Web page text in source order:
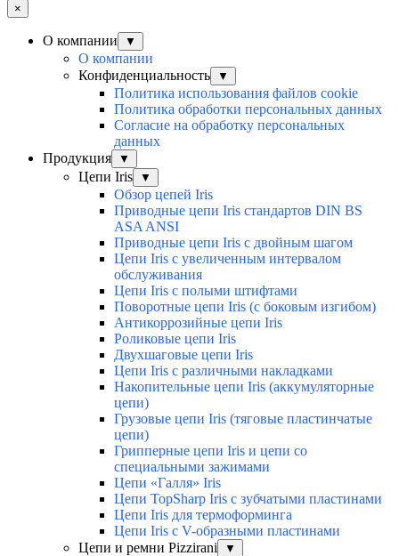
×
О компании ▼
О компании
Конфиденциальность
▼
Политика использования файлов cookie
Политика обработки персональных данных
Согласие на обработку персональных
данных
Продукция
▼
Цепи Iris ▼
Обзор цепей Iris
Приводные цепи Iris стандартов DIN BS
ASA ANSI
Приводные цепи Iris с двойным шагом
Цепи Iris с увеличенным интервалом
обслуживания
Цепи Iris с полыми штифтами
Поворотные цепи Iris (с боковым изгибом)
Антикоррозийные цепи Iris
Роликовые цепи Iris
Двухшаговые цепи Iris
Цепи Iris с различными накладками
Накопительные цепи Iris (аккумуляторные
цепи)
Грузовые цепи Iris (тяговые пластинчатые
цепи)
Грипперные цепи Iris и цепи со
специальными зажимами
Цепи «Галля» Iris
Цепи TopSharp Iris с зубчатыми пластинами
Цепи Iris для термоформинга
Цепи Iris с V-образными пластинами
Цепи и ремни Pizzirani
▼